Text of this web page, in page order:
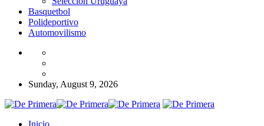
Basquetbol
Polideportivo
Automovilismo
Sunday, August 9, 2026
Inicio